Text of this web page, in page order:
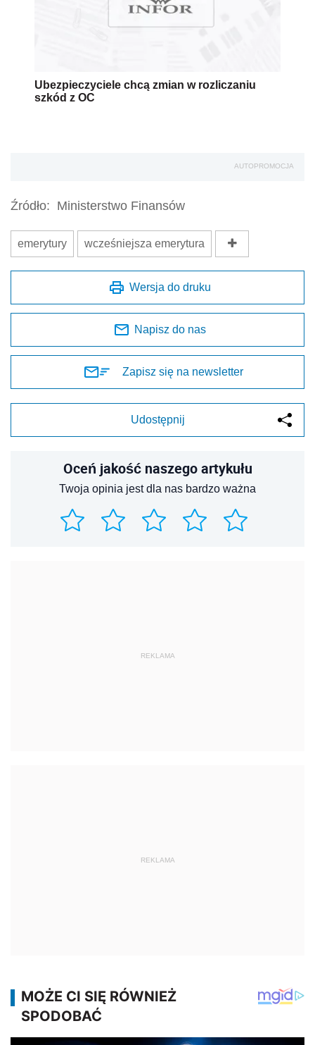
Ubezpieczyciele chcą zmian w rozliczaniu
szkód z OC
AUTOPROMOCJA
Źródło: Ministerstwo Finansów
emerytury wcześniejsza emerytura
Wersja do druku
Napisz do nas
Zapisz się na newsletter
Udostępnij
Oceń jakość naszego artykułu
Twoja opinia jest dla nas bardzo ważna
REKLAMA
REKLAMA